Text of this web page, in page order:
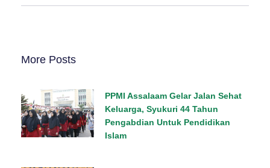
More Posts
PPMI Assalaam Gelar Jalan Sehat
Keluarga, Syukuri 44 Tahun
Pengabdian Untuk Pendidikan
Islam